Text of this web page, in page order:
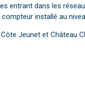
entrant dans les
installé au
Jeunet et Château